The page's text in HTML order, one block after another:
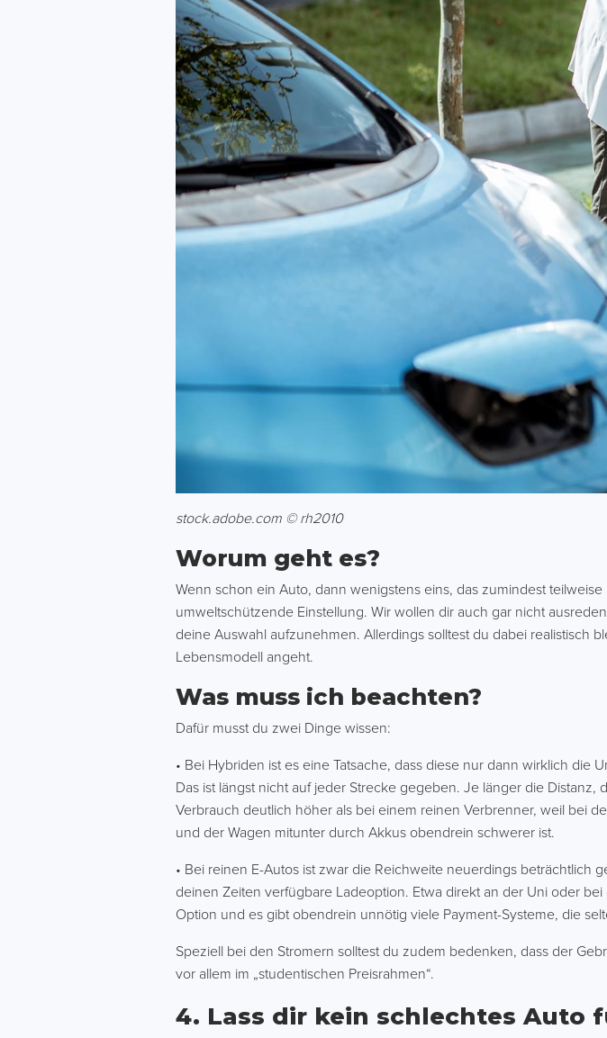
stock.adobe.com © rh2010
Worum geht es?
Wenn schon ein Auto, dann wenigstens eins, das zumindest
umweltschützende Einstellung. Wir wollen dir auch gar nicht
deine Auswahl aufzunehmen. Allerdings solltest du dabei realistisch
Lebensmodell angeht.
Was muss ich beachten?
Dafür musst du zwei Dinge wissen:
• Bei Hybriden ist es eine Tatsache, dass diese nur dann wirklich
Das ist längst nicht auf jeder Strecke gegeben. Je länger die
Verbrauch deutlich höher als bei einem reinen Verbrenner, weil bei
und der Wagen mitunter durch Akkus obendrein schwerer ist.
• Bei reinen E-Autos ist zwar die Reichweite neuerdings
deinen Zeiten verfügbare Ladeoption. Etwa direkt an der Uni oder
Option und es gibt obendrein unnötig viele Payment-Systeme, die
Speziell bei den Stromern solltest du zudem bedenken, dass der
vor allem im „studentischen Preisrahmen“.
4. Lass dir kein schlechtes Auto